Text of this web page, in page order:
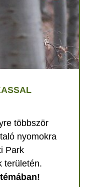
többször
nyomokra
Park
területén.